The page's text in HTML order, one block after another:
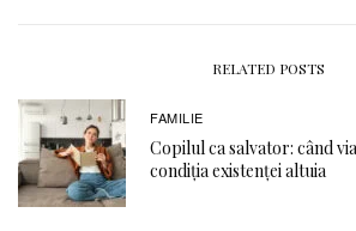
RELATED POSTS
FAMILIE
Copilul ca salvator: când
condiția existenței altuia